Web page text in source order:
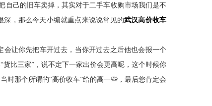
自己的旧车卖掉，其实对于二手车收购市场我们是不
深，那么今天小编就重点来说说常见的武汉高价收车
让你先把车开过去，当你开过去之后他也会报一个
比三家”，说不定下一家出价会更高呢，这个时候你
时那个所谓的“高价收车”给的高一些，最后您肯定会